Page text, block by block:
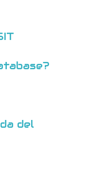
del